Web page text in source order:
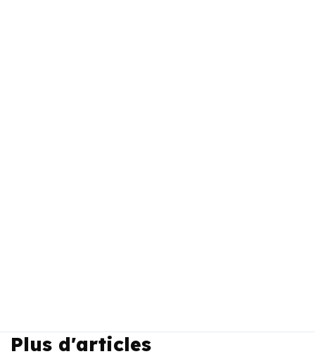
Plus d'articles